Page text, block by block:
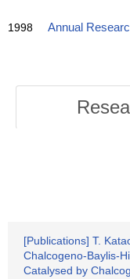
1998 Annual
[Publications] T.
Chalcogeno-Baylis-
Catalysed by